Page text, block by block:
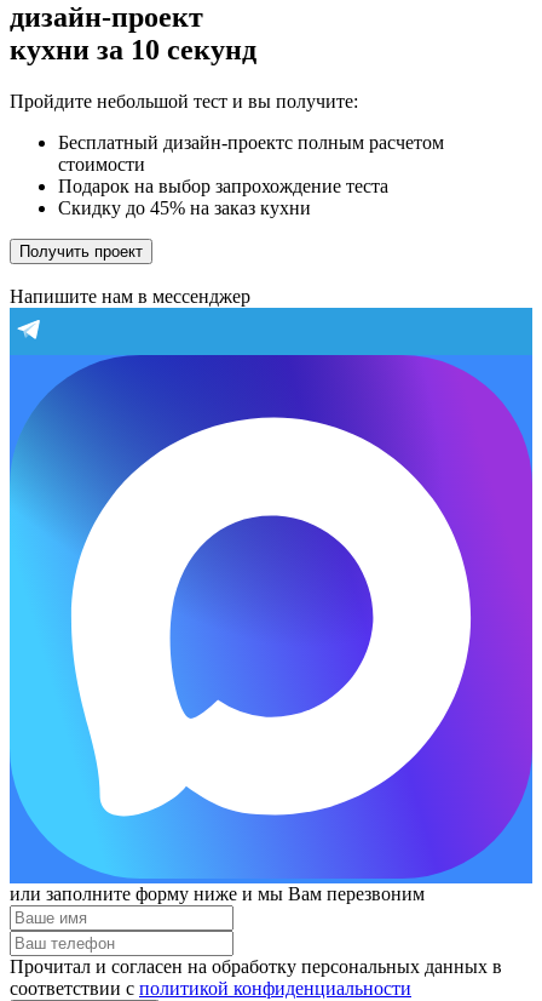
дизайн-проект
кухни за 10 секунд
Пройдите небольшой тест и вы получите:
Бесплатный дизайн-проектс полным расчетом
стоимости
Подарок на выбор запрохождение теста
Скидку до 45% на заказ кухни
Получить проект
Напишите нам в мессенджер
или заполните форму ниже и мы Вам перезвоним
Прочитал и согласен на обработку персональных данных в
соответствии с политикой конфиденциальности